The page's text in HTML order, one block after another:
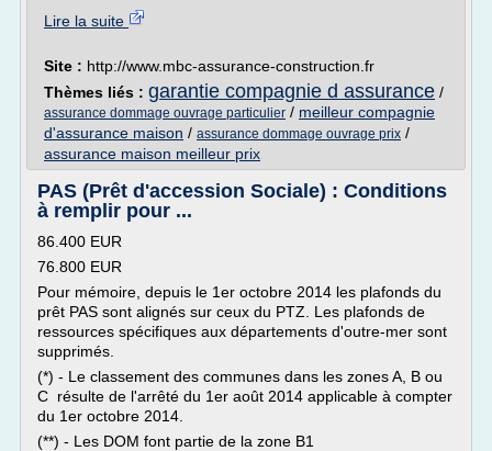
Lire la suite
Site : http://www.mbc-assurance-construction.fr
Thèmes liés : garantie compagnie d assurance /
assurance dommage ouvrage particulier / meilleur compagnie
d'assurance maison / assurance dommage ouvrage prix /
assurance maison meilleur prix
PAS (Prêt d'accession Sociale) : Conditions
à remplir pour ...
86.400 EUR
76.800 EUR
Pour mémoire, depuis le 1er octobre 2014 les plafonds du
prêt PAS sont alignés sur ceux du PTZ. Les plafonds de
ressources spécifiques aux départements d'outre-mer sont
supprimés.
(*) - Le classement des communes dans les zones A, B ou
C résulte de l'arrêté du 1er août 2014 applicable à compter
du 1er octobre 2014.
(**) - Les DOM font partie de la zone B1